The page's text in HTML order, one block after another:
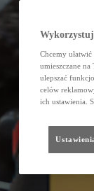
Chcemy
umieszczane
ulepszać
celów
ich ustawienia.